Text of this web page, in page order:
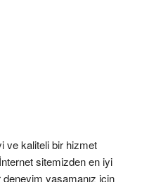
ve kaliteli bir hizmet
sitemizden en iyi
yaşamanız için